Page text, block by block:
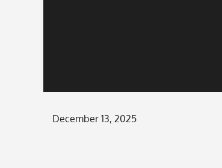
Posted
December 13, 2025